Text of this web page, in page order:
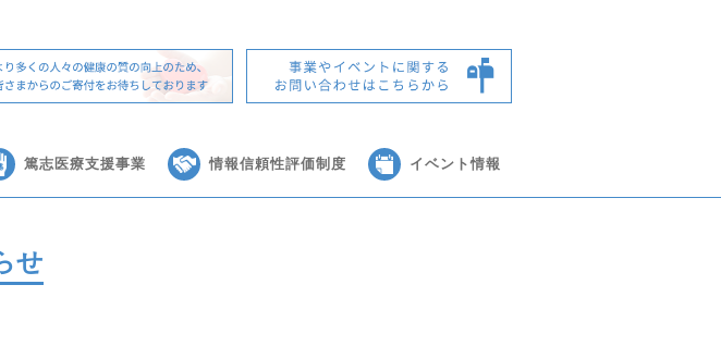
篤志医療支援事業 情報信頼性評価制度 イベント情報
せ